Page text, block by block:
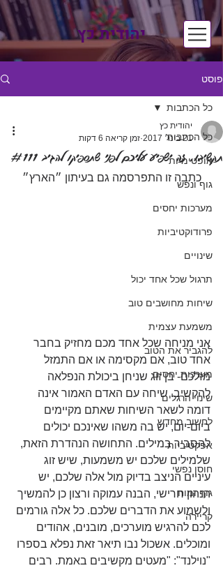
יהודית כץ
פוסט
כל הכתבות
אופטימיות
גוף ונפש
מערכות יחסים
פרודוקטיביות
שינויים
תרגול שכל אחד יכול
שיחות מחושבים טוב
משמעת עצמית
להגביר את הטוב
מערכות יחסים
שינוי הרגלים
לחשוב מחדש
אפקטיביות
חוסן נפשי
גוף ומוח
קריירה
כל הכתבות
תקשיבו, זה ישפיע עליכם לפני שתספיקו להגיב #111
יהודית כץ
21 בינו׳ 2017
זמן קריאה 6 דקות
כתבה זו התפרסמה גם בעיתון ״הארץ״
אני מניחה שכל אחד מכם מחזיק בחבר
אחד טוב, אם מקסימה או אם התמזל
מזלכם- בן זוג שניחן ביכולת הנפלאה
להקשיב. שיחה עם האדם האמור אינה
דומה לשאר השיחות שאתם מקיימים
ביום-יום, יש בה משהו שאינכם יכולים
להסביר במילים. התחושה הנהדרת הזאת,
שלמילים שלכם יש משמעות, שיש זוג
עיניים הניצב בדיוק מול אלה שלכם, יש
הנהון חרישי, הבנה עמוקה ורצון כן להמשיך
ולשמוע את הדברים שלכם. כל אלה גורמים
לכם להרגיש מוערכים, מובנים, אהודים
ומוכלים. אשכול נבו תיאר זאת נפלא בספרו
"נוילנד": "מעטים מקשיבים באמת. רבים